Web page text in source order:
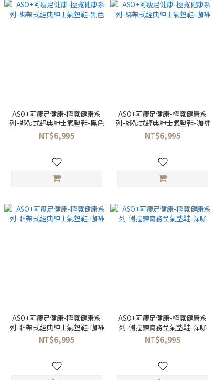
ASO+阿瘦足健康-極寬健康系
列-綁帶式經典紳士氣墊鞋-黑色
NT$6,995
ASO+阿瘦足健康-極寬健康系
列-綁帶式經典紳士氣墊鞋-咖啡
NT$6,995
ASO+阿瘦足健康-極寬健康系
列-黏帶式經典紳士氣墊鞋-咖啡
NT$6,995
ASO+阿瘦足健康-極寬健康系
列-側拉鍊商務型氣墊鞋-深咖
NT$6,995